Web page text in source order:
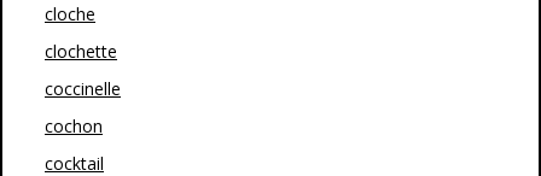
cloche
clochette
coccinelle
cochon
cocktail